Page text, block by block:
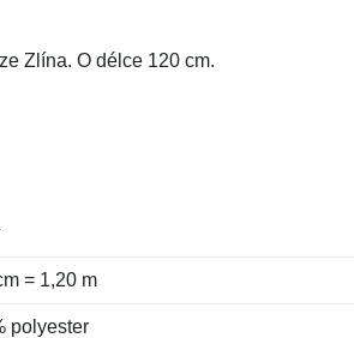
Zlína. O délce 120 cm.
= 1,20 m
polyester